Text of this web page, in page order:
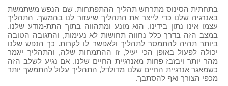
בתחתית הסינוס מתרחש תהליך ההתפתחות. שם הנפש משתמשת
באנרגיה שלנו כדי לייצר את התהליך שיעזור לנו בהמשך. התהליך
עצמו אינו נתון בידינו, הוא מוּנע ומתהווה בתוך התת-מודע שלנו.
במצב הזה בדרך כלל נחווה תחושות לא נעימות, והתגובה הטובה
ביותר תהיה להתמסר לתהליך ולאפשר לו לקרות. כך הנפש שלנו
יכולה לפעול באופן הכי יעיל, זו ההתמחות שלה, והתהליך ייגמר
מהר יותר ויבזבז פחות מאנרגיית החיים שלנו. אם נגיע לשלב הזה
כשמאגר אנרגיית החיים שלנו מדולדל, התהליך עלול להתמשך יותר
מכפי הצורך ואף להסתבך.